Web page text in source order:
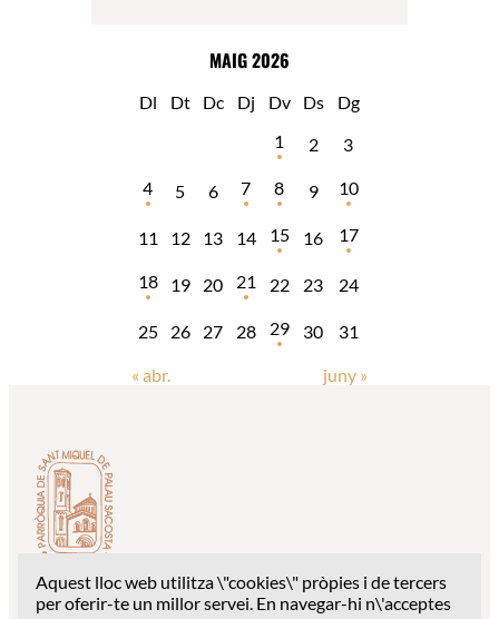
MAIG 2026
Dl Dt Dc Dj Dv Ds
Dg
1
2 3
4 5 6 7 8 9 10
11 12 13 14 15 16 17
18 19 20 21 22 23 24
25 26 27 28 29 30 31
« abr. juny »
Despatx parroquial: c/ Església Sant Miquel, 1 – 17003
Aquest lloc web utilitza \"cookies\" pròpies i de tercers
per oferir-te un millor servei. En navegar-hi n\'acceptes